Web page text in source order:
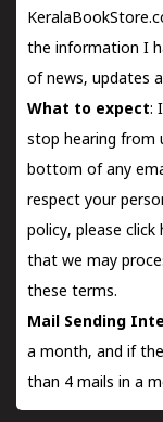
the information I
of news, updates
What to expect:
stop hearing from
bottom of any
respect your
policy, please click
that we may
these terms.
Mail Sending
a month, and if
than 4 mails in a